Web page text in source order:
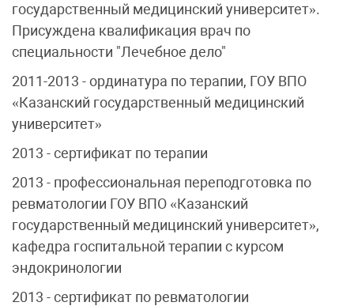
государственный медицинский университет».
Присуждена квалификация врач по
специальности "Лечебное дело"
2011-2013 - ординатура по терапии, ГОУ ВПО
«Казанский государственный медицинский
университет»
2013 - сертификат по терапии
2013 - профессиональная переподготовка по
ревматологии ГОУ ВПО «Казанский
государственный медицинский университет»,
кафедра госпитальной терапии с курсом
эндокринологии
2013 - сертификат по ревматологии